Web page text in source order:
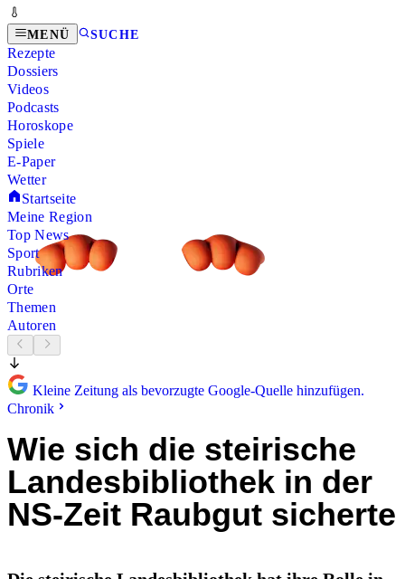
MENÜ SUCHE
Rezepte
Dossiers
Videos
Podcasts
Horoskope
Spiele
E-Paper
Wetter
Startseite
Meine Region
Top News
Sport
Rubriken
Orte
Themen
Autoren
Kleine Zeitung als bevorzugte Google-Quelle hinzufügen.
Chronik
Wie sich die steirische
Landesbibliothek in der
NS-Zeit Raubgut sicherte